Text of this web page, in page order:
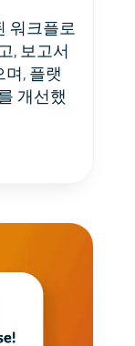
워크플로
, 보고서
, 플랫
개선했